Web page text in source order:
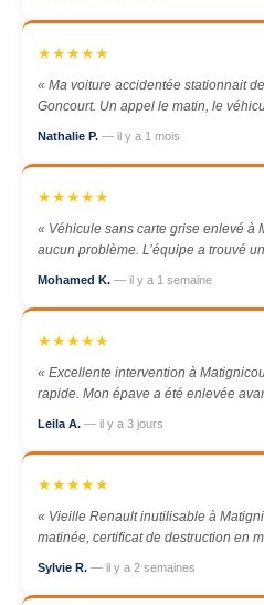
★★★★★
« Ma voiture accidentée stationnait
Goncourt. Un appel le matin, le
Nathalie P. — il y a 1 mois
★★★★★
« Véhicule sans carte grise enlevé à
aucun problème. L’équipe a trouvé
Mohamed K. — il y a 1 semaine
★★★★★
« Excellente intervention à
rapide. Mon épave a été enlevée
Leila A. — il y a 3 jours
★★★★★
« Vieille Renault inutilisable à
matinée, certificat de destruction en
Sylvie R. — il y a 2 semaines